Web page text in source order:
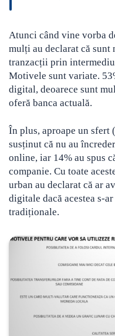
Atunci când vine vorba
mulți au declarat că sunt
tranzacții prin
Motivele sunt variate.
digital, deoarece sunt
oferă banca actuală.
În plus, aproape un
susținut că nu au
online, iar 14% au spus
companie. Cu toate
urban au declarat că ar
digitale dacă acestea s-
tradiționale.